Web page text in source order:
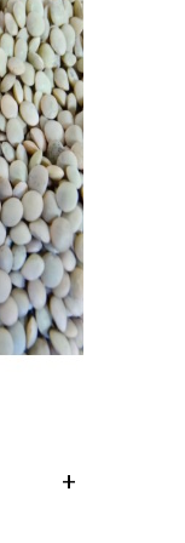
+